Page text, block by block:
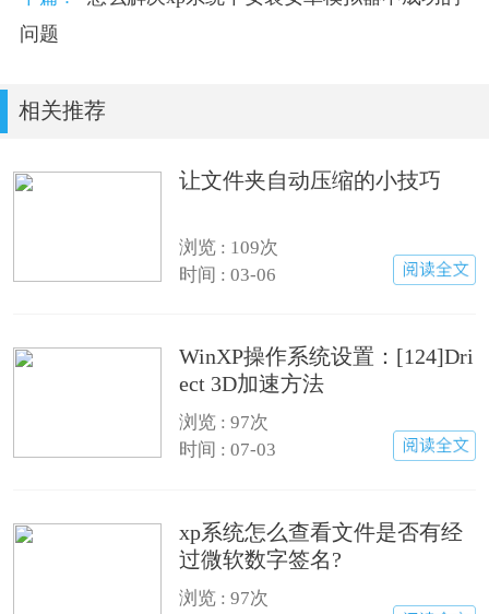
问题
相关推荐
让文件夹自动压缩的小技巧
浏览 : 109次
时间 : 03-06
WinXP操作系统设置：[124]Dri
ect 3D加速方法
浏览 : 97次
时间 : 07-03
xp系统怎么查看文件是否有经
过微软数字签名?
浏览 : 97次